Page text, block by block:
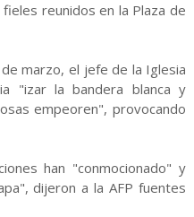
reunidos en la Plaza de
marzo, el jefe de la Iglesia
"izar la bandera blanca y
empeoren", provocando
han "conmocionado" y
dijeron a la AFP fuentes